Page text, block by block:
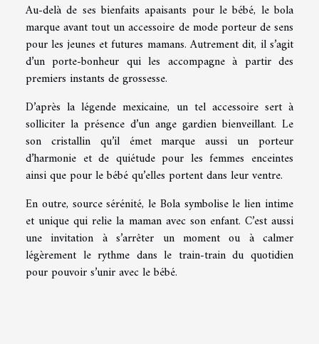
Au-delà de ses bienfaits apaisants pour le bébé, le bola
marque avant tout un accessoire de mode porteur de sens
pour les jeunes et futures mamans. Autrement dit, il s’agit
d’un porte-bonheur qui les accompagne à partir des
premiers instants de grossesse.
D’après la légende mexicaine, un tel accessoire sert à
solliciter la présence d’un ange gardien bienveillant. Le
son cristallin qu’il émet marque aussi un porteur
d’harmonie et de quiétude pour les femmes enceintes
ainsi que pour le bébé qu’elles portent dans leur ventre.
En outre, source sérénité, le Bola symbolise le lien intime
et unique qui relie la maman avec son enfant. C’est aussi
une invitation à s’arrêter un moment ou à calmer
légèrement le rythme dans le train-train du quotidien
pour pouvoir s’unir avec le bébé.